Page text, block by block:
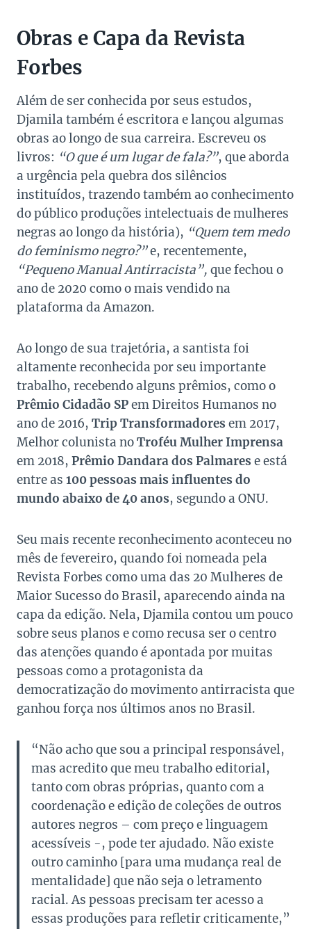
Obras e Capa da Revista
Forbes
Além de ser conhecida por seus estudos,
Djamila também é escritora e lançou algumas
obras ao longo de sua carreira. Escreveu os
livros: “O que é um lugar de fala?”, que aborda
a urgência pela quebra dos silêncios
instituídos, trazendo também ao conhecimento
do público produções intelectuais de mulheres
negras ao longo da história), “Quem tem medo
do feminismo negro?”e, recentemente,
“Pequeno Manual Antirracista”, que fechou o
ano de 2020 como o mais vendido na
plataforma da Amazon.
Ao longo de sua trajetória, a santista foi
altamente reconhecida por seu importante
trabalho, recebendo alguns prêmios, como o
Prêmio Cidadão SPem Direitos Humanos no
ano de 2016, Trip Transformadores em 2017,
Melhor colunista noTroféu Mulher Imprensa
em 2018, Prêmio Dandara dos Palmares e está
entre as 100 pessoas mais influentes do
mundo abaixo de 40 anos, segundo a ONU.
Seu mais recente reconhecimento aconteceu no
mês de fevereiro, quando foi nomeada pela
Revista Forbes como uma das 20 Mulheres de
Maior Sucesso do Brasil, aparecendo ainda na
capa da edição. Nela, Djamila contou um pouco
sobre seus planos e como recusa ser o centro
das atenções quando é apontada por muitas
pessoas como a protagonista da
democratização do movimento antirracista que
ganhou força nos últimos anos no Brasil.
“Não acho que sou a principal responsável,
mas acredito que meu trabalho editorial,
tanto com obras próprias, quanto com a
coordenação e edição de coleções de outros
autores negros – com preço e linguagem
acessíveis -, pode ter ajudado. Não existe
outro caminho [para uma mudança real de
mentalidade] que não seja o letramento
racial. As pessoas precisam ter acesso a
essas produções para refletir criticamente,”